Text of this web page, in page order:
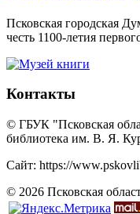
Псковская городская
честь 1100-летия
Контакты
© ГБУК "Псковская
библиотека им. В. Я.
Сайт: https://
© 2026 Псковская